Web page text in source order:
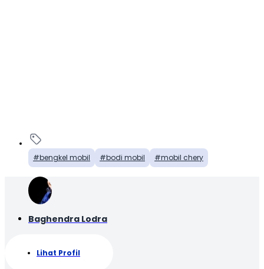
bengkel mobil bodi mobil mobil chery
Baghendra Lodra
Lihat Profil